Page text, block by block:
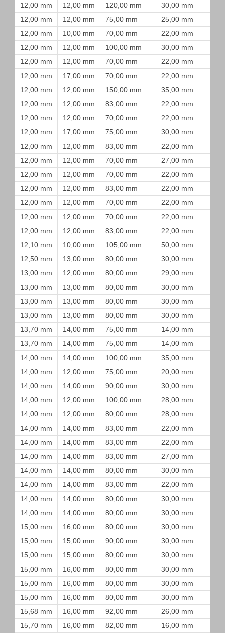
12,00 mm
12,00 mm 120,00 mm
30,00 mm
12,00 mm
12,00 mm 75,00 mm
25,00 mm
12,00 mm
10,00 mm 70,00 mm
22,00 mm
12,00 mm
12,00 mm 100,00 mm
30,00 mm
12,00 mm
12,00 mm 70,00 mm
22,00 mm
12,00 mm
17,00 mm 70,00 mm
22,00 mm
12,00 mm
12,00 mm 150,00 mm
35,00 mm
12,00 mm
12,00 mm 83,00 mm
22,00 mm
12,00 mm
12,00 mm 70,00 mm
22,00 mm
12,00 mm
17,00 mm 75,00 mm
30,00 mm
12,00 mm
12,00 mm 83,00 mm
22,00 mm
12,00 mm
12,00 mm 70,00 mm
27,00 mm
12,00 mm
12,00 mm 70,00 mm
22,00 mm
12,00 mm
12,00 mm 83,00 mm
22,00 mm
12,00 mm
12,00 mm 70,00 mm
22,00 mm
12,00 mm
12,00 mm 70,00 mm
22,00 mm
12,00 mm
12,00 mm 83,00 mm
22,00 mm
12,10 mm
10,00 mm 105,00 mm
50,00 mm
12,50 mm
13,00 mm 80,00 mm
30,00 mm
13,00 mm
12,00 mm 80,00 mm
29,00 mm
13,00 mm
13,00 mm 80,00 mm
30,00 mm
13,00 mm
13,00 mm 80,00 mm
30,00 mm
13,00 mm
13,00 mm 80,00 mm
30,00 mm
13,70 mm
14,00 mm 75,00 mm
14,00 mm
13,70 mm
14,00 mm 75,00 mm
14,00 mm
14,00 mm
14,00 mm 100,00 mm
35,00 mm
14,00 mm
12,00 mm 75,00 mm
20,00 mm
14,00 mm
14,00 mm 90,00 mm
30,00 mm
14,00 mm
12,00 mm 100,00 mm
28,00 mm
14,00 mm
12,00 mm 80,00 mm
28,00 mm
14,00 mm
14,00 mm 83,00 mm
22,00 mm
14,00 mm
14,00 mm 83,00 mm
22,00 mm
14,00 mm
14,00 mm 83,00 mm
27,00 mm
14,00 mm
14,00 mm 80,00 mm
30,00 mm
14,00 mm
14,00 mm 83,00 mm
22,00 mm
14,00 mm
14,00 mm 80,00 mm
30,00 mm
14,00 mm
14,00 mm 80,00 mm
30,00 mm
15,00 mm
16,00 mm 80,00 mm
30,00 mm
15,00 mm
15,00 mm 90,00 mm
30,00 mm
15,00 mm
15,00 mm 80,00 mm
30,00 mm
15,00 mm
16,00 mm 80,00 mm
30,00 mm
15,00 mm
16,00 mm 80,00 mm
30,00 mm
15,00 mm
16,00 mm 80,00 mm
30,00 mm
15,68 mm
16,00 mm 92,00 mm
26,00 mm
15,70 mm
16,00 mm 82,00 mm 16,00 mm